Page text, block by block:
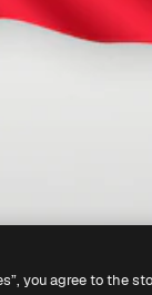
you agree to the